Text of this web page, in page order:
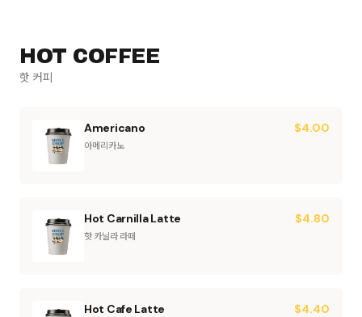
HOT COFFEE
핫 커피
Americano
아메리카노
$4.00
Hot Carnilla Latte
핫 카닐라 라떼
$4.80
Hot Cafe Latte $4.40